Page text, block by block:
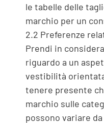
le tabelle delle
marchio per un
2.2 Preferenze
Prendi in
riguardo a un
vestibilità
tenere presente
marchio sulle
possono variare